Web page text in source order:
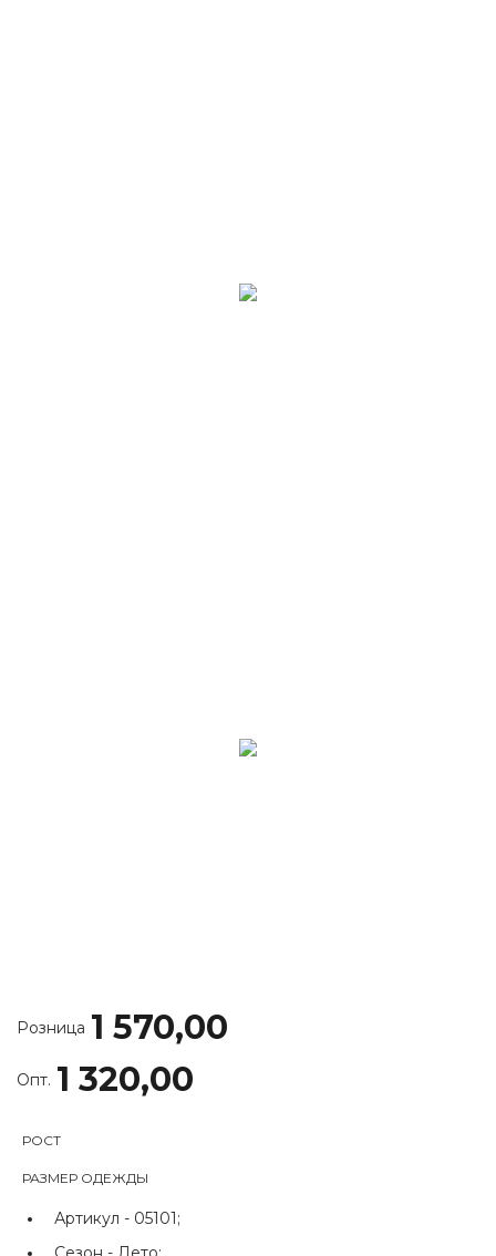
Розница 1 570,00
Опт. 1 320,00
РОСТ
РАЗМЕР ОДЕЖДЫ
Артикул - 05101;